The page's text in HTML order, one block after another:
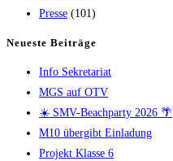
Presse (101)
Neueste Beiträge
Info Sekretariat
MGS auf OTV
☀️ SMV-Beachparty 2026 🌴
M10 übergibt Einladung
Projekt Klasse 6